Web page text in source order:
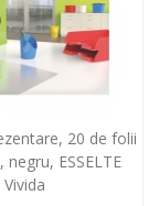
20 de folii
negru, ESSELTE
Vivida